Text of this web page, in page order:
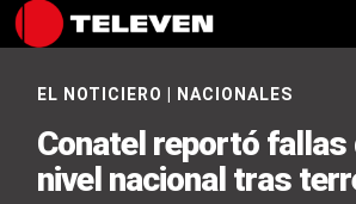
EL NOTICIERO NACIONALES
Conatel reportó fallas
nivel nacional tras